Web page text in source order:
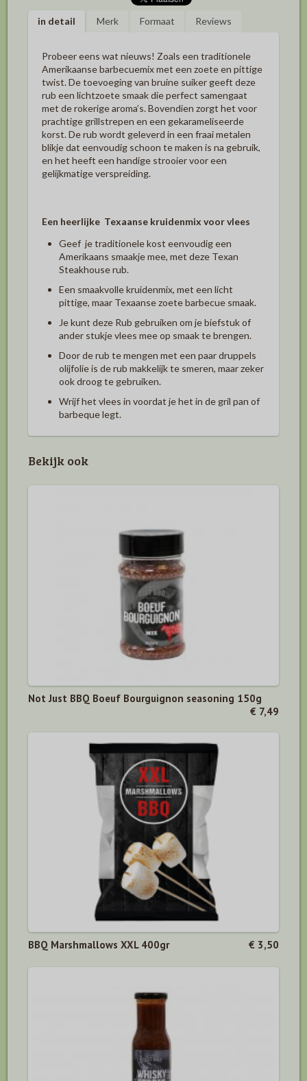
in detail Merk Formaat Reviews
Probeer eens wat nieuws! Zoals een traditionele
Amerikaanse barbecuemix met een zoete en pittige
twist. De toevoeging van bruine suiker geeft deze
rub een lichtzoete smaak die perfect samengaat
met de rokerige aroma’s. Bovendien zorgt het voor
prachtige grillstrepen en een gekarameliseerde
korst. De rub wordt geleverd in een fraai metalen
blikje dat eenvoudig schoon te maken is na gebruik,
en het heeft een handige strooier voor een
gelijkmatige verspreiding.
Een heerlijke Texaanse kruidenmix voor vlees
Geef je traditionele kost eenvoudig een
Amerikaans smaakje mee, met deze Texan
Steakhouse rub.
Een smaakvolle kruidenmix, met een licht
pittige, maar Texaanse zoete barbecue smaak.
Je kunt deze Rub gebruiken om je biefstuk of
ander stukje vlees mee op smaak te brengen.
Door de rub te mengen met een paar druppels
olijfolie is de rub makkelijk te smeren, maar zeker
ook droog te gebruiken.
Wrijf het vlees in voordat je het in de gril pan of
barbeque legt.
Bekijk ook
Not Just BBQ Boeuf Bourguignon seasoning 150g
€ 7,49
BBQ Marshmallows XXL 400gr € 3,50